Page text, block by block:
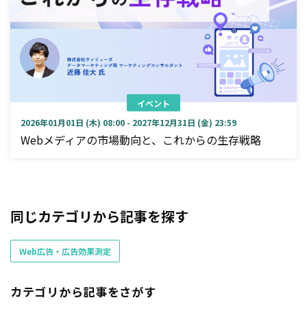
イベント
2026年01月01日 (木) 08:00 - 2027年12月31日 (金) 23:59
Webメディアの市場動向と、これからの生存戦略
同じカテゴリから記事を探す
Web広告・広告効果測定
カテゴリから記事をさがす